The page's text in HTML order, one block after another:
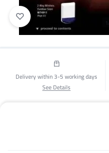
Delivery within 3-5 working days
See Details